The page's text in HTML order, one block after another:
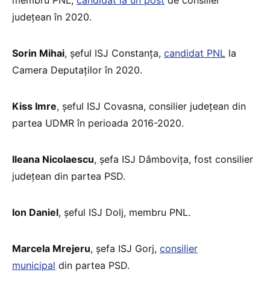
județean în 2020.
Sorin Mihai, șeful ISJ Constanța, candidat PNL la
Camera Deputaților în 2020.
Kiss Imre, șeful ISJ Covasna, consilier județean din
partea UDMR în perioada 2016-2020.
Ileana Nicolaescu, șefa ISJ Dâmbovița, fost consilier
județean din partea PSD.
Ion Daniel, șeful ISJ Dolj, membru PNL.
Marcela Mrejeru, șefa ISJ Gorj, consilier
municipal din partea PSD.